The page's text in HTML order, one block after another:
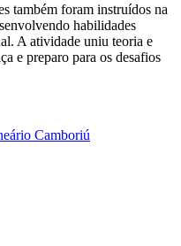
também foram instruídos na
habilidades
A atividade uniu teoria e
e preparo para os desafios
Camboriú